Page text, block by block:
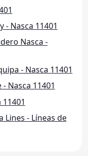
- Nasca 11401
Nasca -
- Nasca 11401
Nasca 11401
Lines - Líneas de